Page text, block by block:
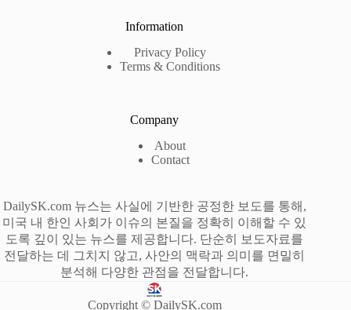
Information
Privacy Policy
Terms & Conditions
Company
About
Contact
DailySK.com 뉴스는 사실에 기반한 공정한 보도를 통해,
미국 내 한인 사회가 이슈의 본질을 정확히 이해할 수 있
도록 깊이 있는 뉴스를 제공합니다. 단순히 보도자료를
전달하는 데 그치지 않고, 사안의 맥락과 의미를 면밀히
분석해 다양한 관점을 전달합니다.
Copyright © DailySK.com